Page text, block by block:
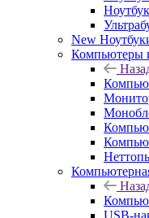
New
Компьютеры
USB-